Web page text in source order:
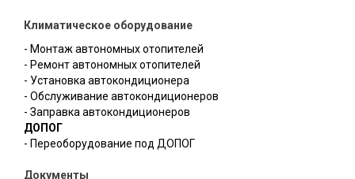
Климатическое оборудование
- Монтаж автономных отопителей
- Ремонт автономных отопителей
- Установка автокондиционера
- Обслуживание автокондиционеров
- Заправка автокондиционеров
ДОПОГ
- Переоборудование под ДОПОГ
Документы